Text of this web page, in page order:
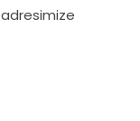
adresimize